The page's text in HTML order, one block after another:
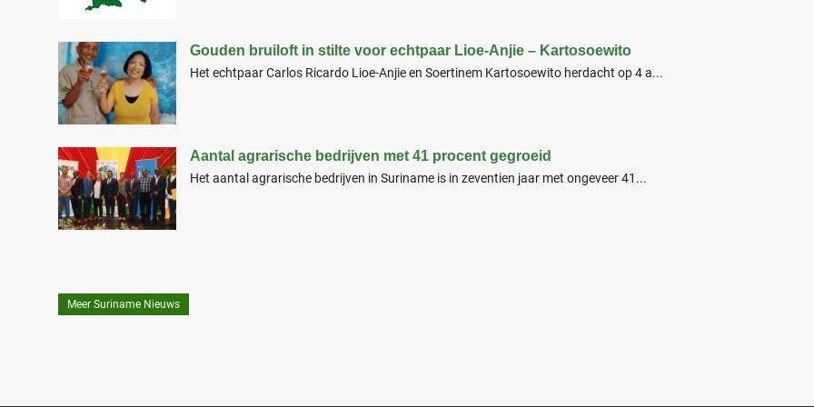
Gouden bruiloft in stilte voor echtpaar Lioe-Anjie – Kartosoewito
Het echtpaar Carlos Ricardo Lioe-Anjie en Soertinem Kartosoewito herdacht op 4 a...
Aantal agrarische bedrijven met 41 procent gegroeid
Het aantal agrarische bedrijven in Suriname is in zeventien jaar met ongeveer 41...
Meer Suriname Nieuws